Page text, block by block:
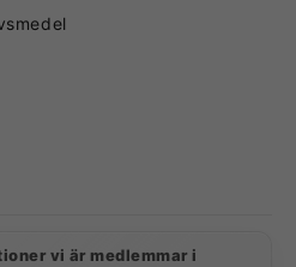
vi är medlemmar i